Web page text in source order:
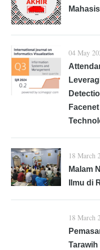
04 May
18 March
Malam
Ilmu di
18 March